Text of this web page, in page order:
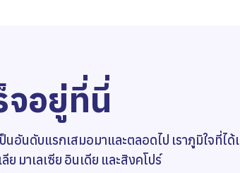
จอยู่ที่นี่
อันดับแรกเสมอมาและตลอดไป เราภูมิใจที่ไ
ย มาเลเซีย อินเดีย และสิงคโปร์